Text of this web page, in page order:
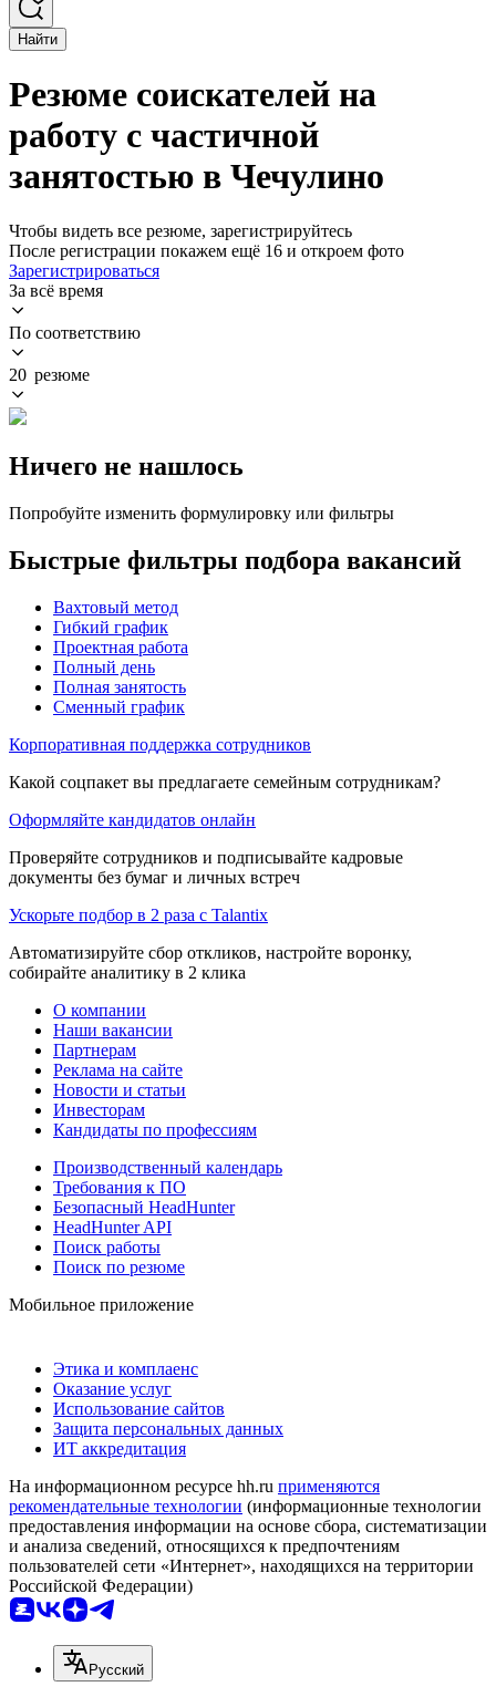
Найти
Резюме соискателей на
работу с частичной
занятостью в Чечулино
Чтобы видеть все резюме, зарегистрируйтесь
После регистрации покажем ещё 16 и откроем фото
Зарегистрироваться
За всё время
По соответствию
20 резюме
Ничего не нашлось
Попробуйте изменить формулировку или фильтры
Быстрые фильтры подбора вакансий
Вахтовый метод
Гибкий график
Проектная работа
Полный день
Полная занятость
Сменный график
Корпоративная поддержка сотрудников
Какой соцпакет вы предлагаете семейным сотрудникам?
Оформляйте кандидатов онлайн
Проверяйте сотрудников и подписывайте кадровые
документы без бумаг и личных встреч
Ускорьте подбор в 2 раза с Talantix
Автоматизируйте сбор откликов, настройте воронку,
собирайте аналитику в 2 клика
О компании
Наши вакансии
Партнерам
Реклама на сайте
Новости и статьи
Инвесторам
Кандидаты по профессиям
Производственный календарь
Требования к ПО
Безопасный HeadHunter
HeadHunter API
Поиск работы
Поиск по резюме
Мобильное приложение
Этика и комплаенс
Оказание услуг
Использование сайтов
Защита персональных данных
ИТ аккредитация
На информационном ресурсе hh.ru применяются
рекомендательные технологии (информационные технологии
предоставления информации на основе сбора, систематизации
и анализа сведений, относящихся к предпочтениям
пользователей сети «Интернет», находящихся на территории
Российской Федерации)
Русский